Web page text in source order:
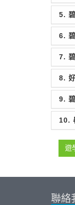
5.
6.
7.
8.
9.
10.
遊
聯絡